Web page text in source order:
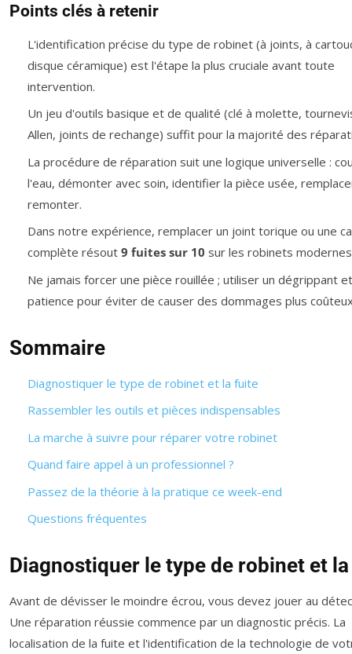
Points clés à retenir
L'identification précise du type de robinet (à joints, à
disque céramique) est l'étape la plus cruciale avant toute
intervention.
Un jeu d'outils basique et de qualité (clé à molette,
Allen, joints de rechange) suffit pour la majorité des
La procédure de réparation suit une logique universelle :
l'eau, démonter avec soin, identifier la pièce usée,
remonter.
Dans notre expérience, remplacer un joint torique ou une
complète résout 9 fuites sur 10 sur les robinets
Ne jamais forcer une pièce rouillée ; utiliser un dégrippant
patience pour éviter de causer des dommages plus
Sommaire
Diagnostiquer le type de robinet et la fuite
Rassembler les outils et pièces indispensables
La marche à suivre pour réparer votre robinet
Quand faire appel à un professionnel ?
Passez de la théorie à la pratique ce week-end
Questions fréquentes
Diagnostiquer le type de robinet et
Avant de dévisser le moindre écrou, vous devez jouer au
Une réparation réussie commence par un diagnostic précis. La
localisation de la fuite et l'identification de la technologie de